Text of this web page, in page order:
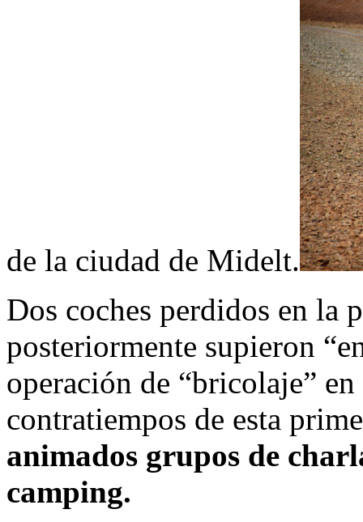
de la ciudad de Midelt.
Dos coches perdidos en la
posteriormente supieron
operación de “bricolaje”
contratiempos de esta
animados grupos de
camping.